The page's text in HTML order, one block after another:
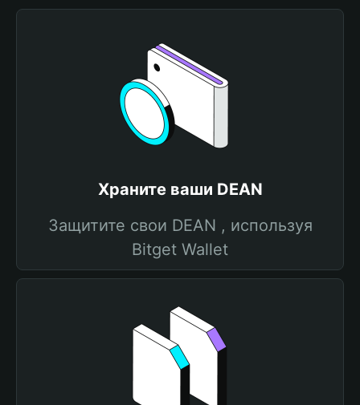
Храните ваши DEAN
Защитите свои DEAN , используя
Bitget Wallet